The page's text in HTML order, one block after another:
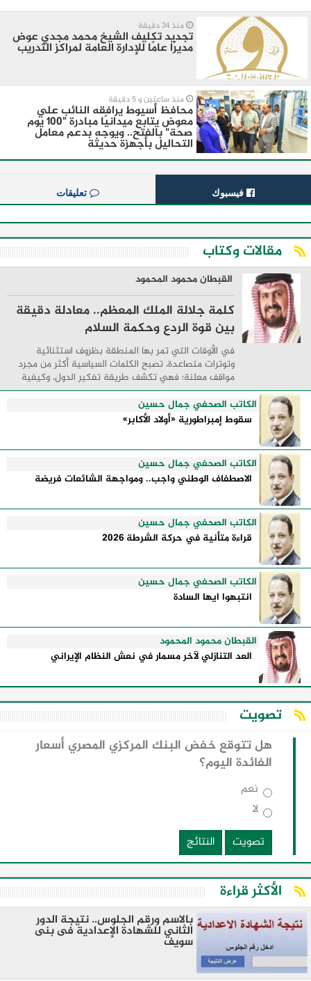
منذ 34 دقيقة
تجديد تكليف الشيخ محمد مجدي عوض
مديرًا عامًا للإدارة العامة لمراكز التدريب
منذ ساعتين و 5 دقيقة
محافظ أسيوط يرافقه النائب علي
معوض يتابع ميدانيًا مبادرة "100 يوم
صحة" بالفتح.. ويوجه بدعم معامل
التحاليل بأجهزة حديثة
فيسبوك تعليقات
مقالات وكتاب
القبطان محمود المحمود
كلمة جلالة الملك المعظم.. معادلة دقيقة
بين قوة الردع وحكمة السلام
في الأوقات التي تمر بها المنطقة بظروف استثنائية
وتوترات متصاعدة، تصبح الكلمات السياسية أكثر من مجرد
مواقف معلنة؛ فهي تكشف طريقة تفكير الدول، وكيفية
إدارتها للأزمات، والحدود التي تفصل بين القوة ...
الكاتب الصحفي جمال حسين
سقوط إمبراطورية «أولاد الأكابر»
الكاتب الصحفي جمال حسين
الاصطفاف الوطني واجب.. ومواجهة الشائعات فريضة
الكاتب الصحفي جمال حسين
قراءة متأنية في حركة الشرطة 2026
الكاتب الصحفي جمال حسين
انتبهوا ايها السادة
القبطان محمود المحمود
العد التنازلي لآخر مسمار في نعش النظام الإيراني
تصويت
هل تتوقع خفض البنك المركزي المصري أسعار
الفائدة اليوم؟
نعم
لا
تصويت
النتائج
الأكثر قراءة
بالاسم ورقم الجلوس.. نتيجة الدور
الثاني للشهادة الإعدادية فى بنى
سويف